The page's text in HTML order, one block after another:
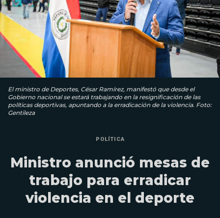
El ministro de Deportes, César Ramírez, manifestó que desde el
Gobierno nacional se estará trabajando en la resignificación de las
políticas deportivas, apuntando a la erradicación de la violencia. Foto:
Gentileza
POLÍTICA
Ministro anunció mesas de
trabajo para erradicar
violencia en el deporte